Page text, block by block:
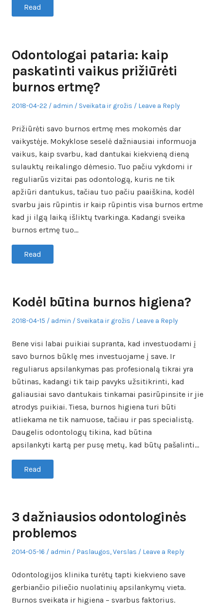
Read
Odontologai pataria: kaip
paskatinti vaikus prižiūrėti
burnos ertmę?
Posted
2018-04-22 Author
admin
Posted
Sveikata ir grožis Leave a Reply
Prižiūrėti savo burnos ertmę mes mokomės dar
vaikystėje. Mokyklose seselė dažniausiai informuoja
vaikus, kaip svarbu, kad dantukai kiekvieną dieną
sulauktų reikalingo dėmesio. Tuo pačiu vykdomi ir
reguliarūs vizitai pas odontologą, kuris ne tik
apžiūri dantukus, tačiau tuo pačiu paaiškina, kodėl
svarbu jais rūpintis ir kaip rūpintis visa burnos ertme
kad ji ilgą laiką išliktų tvarkinga. Kadangi sveika
burnos ertmę tuo…
Read
Kodėl būtina burnos higiena?
Posted
2018-04-15 Author
admin
Posted
Sveikata ir grožis Leave a Reply
Bene visi labai puikiai supranta, kad investuodami į
savo burnos būklę mes investuojame į save. Ir
reguliarus apsilankymas pas profesionalą tikrai yra
būtinas, kadangi tik taip pavyks užsitikrinti, kad
galiausiai savo dantukais tinkamai pasirūpinsite ir jie
atrodys puikiai. Tiesa, burnos higiena turi būti
atliekama ne tik namuose, tačiau ir pas specialistą.
Daugelis odontologų tikina, kad būtina
apsilankyti kartą per pusę metų, kad būtų pašalinti…
Read
3 dažniausios odontologinės
problemos
Posted
2014-05-16 Author
admin
Posted
Paslaugos,Verslas Leave a Reply
Odontologijos klinika turėtų tapti kiekvieno save
gerbiančio piliečio nuolatinių apsilankymų vieta.
Burnos sveikata ir higiena – svarbus faktorius.